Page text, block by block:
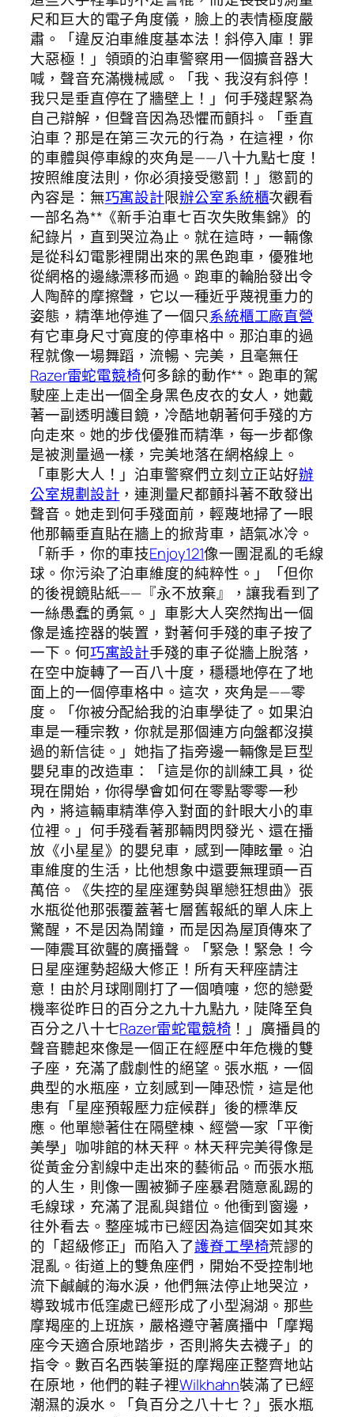
尺和巨大的電子角度儀，臉上的表情極度嚴
肅。「違反泊車維度基本法！斜停入庫！罪
大惡極！」領頭的泊車警察用一個擴音器大
喊，聲音充滿機械感。「我、我沒有斜停！
我只是垂直停在了牆壁上！」何手殘趕緊為
自己辯解，但聲音因為恐懼而顫抖。「垂直
泊車？那是在第三次元的行為，在這裡，你
的車體與停車線的夾角是——八十九點七度！
按照維度法則，你必須接受懲罰！」懲罰的
內容是：無巧寓設計限辦公室系統櫃次觀看
一部名為**《新手泊車七百次失敗集錦》的
紀錄片，直到哭泣為止。就在這時，一輛像
是從科幻電影裡開出來的黑色跑車，優雅地
從網格的邊緣漂移而過。跑車的輪胎發出令
人陶醉的摩擦聲，它以一種近乎蔑視重力的
姿態，精準地停進了一個只系統櫃工廠直營
有它車身尺寸寬度的停車格中。那泊車的過
程就像一場舞蹈，流暢、完美，且毫無任
Razer雷蛇電競椅何多餘的動作**。跑車的駕
駛座上走出一個全身黑色皮衣的女人，她戴
著一副透明護目鏡，冷酷地朝著何手殘的方
向走來。她的步伐優雅而精準，每一步都像
是被測量過一樣，完美地落在網格線上。
「車影大人！」泊車警察們立刻立正站好辦
公室規劃設計 ，連測量尺都顫抖著不敢發出
聲音。她走到何手殘面前，輕蔑地掃了一眼
他那輛垂直貼在牆上的掀背車，語氣冰冷。
「新手，你的車技Enjoy121像一團混亂的毛線
球。你污染了泊車維度的純粹性。」「但你
的後視鏡貼紙——『永不放棄』，讓我看到了
一絲愚蠢的勇氣。」車影大人突然掏出一個
像是遙控器的裝置，對著何手殘的車子按了
一下。何巧寓設計手殘的車子從牆上脫落，
在空中旋轉了一百八十度，穩穩地停在了地
面上的一個停車格中。這次，夾角是——零
度。「你被分配給我的泊車學徒了。如果泊
車是一種宗教，你就是那個連方向盤都沒摸
過的新信徒。」她指了指旁邊一輛像是巨型
嬰兒車的改造車：「這是你的訓練工具，從
現在開始，你得學會如何在零點零零一秒
內，將這輛車精準停入對面的針眼大小的車
位裡。」何手殘看著那輛閃閃發光、還在播
放《小星星》的嬰兒車，感到一陣眩暈。泊
車維度的生活，比他想象中還要無理頭一百
萬倍。《失控的星座運勢與單戀狂想曲》張
水瓶從他那張覆蓋著七層舊報紙的單人床上
驚醒，不是因為鬧鐘，而是因為屋頂傳來了
一陣震耳欲聾的廣播聲。「緊急！緊急！今
日星座運勢超級大修正！所有天秤座請注
意！由於月球剛剛打了一個噴嚏，您的戀愛
機率從昨日的百分之九十九點九，陡降至負
百分之八十七Razer雷蛇電競椅 ！」廣播員的
聲音聽起來像是一個正在經歷中年危機的雙
子座，充滿了戲劇性的絕望。張水瓶，一個
典型的水瓶座，立刻感到一陣恐慌，這是他
患有「星座預報壓力症候群」後的標準反
應。他單戀著住在隔壁棟、經營一家「平衡
美學」咖啡館的林天秤。林天秤完美得像是
從黃金分割線中走出來的藝術品。而張水瓶
的人生，則像一團被獅子座暴君隨意亂踢的
毛線球，充滿了混亂與錯位。他衝到窗邊，
往外看去。整座城市已經因為這個突如其來
的「超級修正」而陷入了護脊工學椅荒謬的
混亂。街道上的雙魚座們，開始不受控制地
流下鹹鹹的海水淚，他們無法停止地哭泣，
導致城市低窪處已經形成了小型潟湖。那些
摩羯座的上班族，嚴格遵守著廣播中「摩羯
座今天適合原地踏步，否則將失去襪子」的
指令。數百名西裝筆挺的摩羯座正整齊地站
在原地，他們的鞋子裡Wilkhahn裝滿了已經
潮濕的淚水。「負百分之八十七？」張水瓶